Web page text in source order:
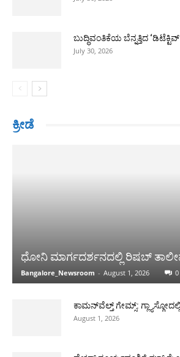
ಬುದ್ಧಿವಂತಿಕೆಯ ಬೆನ್ನತ್ತಿದ ‘ಡಿಟೆಕ್ಟಿವ್
July 30, 2026
ಕ್ರೀಡೆ
ಧೋನಿ ಮಾರ್ಗದರ್ಶನದಲ್ಲಿ ರಿಷಬ್
Bangalore_Newsroom - August 1, 2026 0
ಕಾಮನ್‌ವೆಲ್ತ್ ಗೇಮ್ಸ್:
August 1, 2026